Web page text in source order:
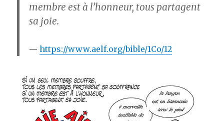
membre est à l’honneur, tous partagent
sa joie.
https://www.aelf.org/bible/1Co/12